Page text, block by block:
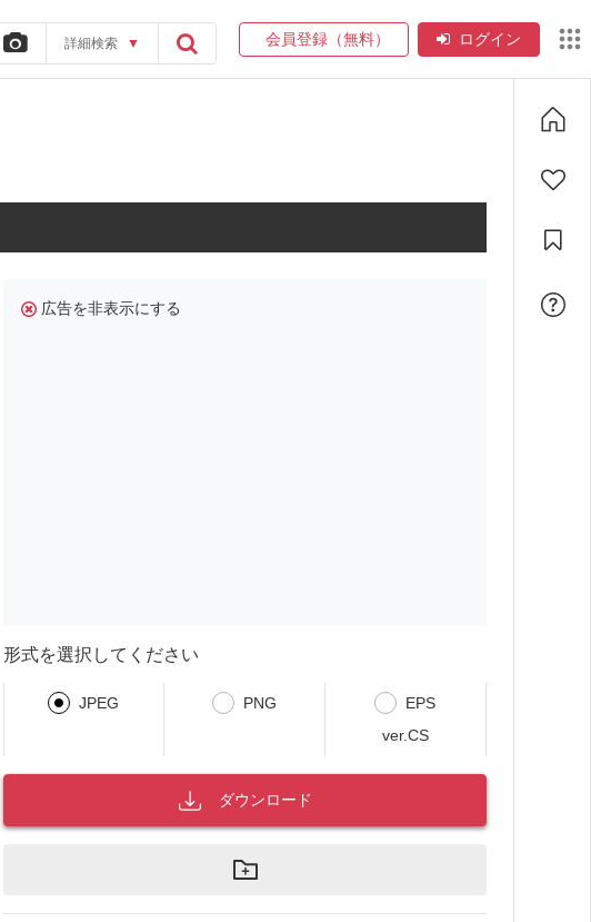
詳細検索 ▼ 会員登録（無料） ログイン
広告を非表示にする
形式を選択してください
JPEG PNG
EPS
ver.CS
ダウンロード